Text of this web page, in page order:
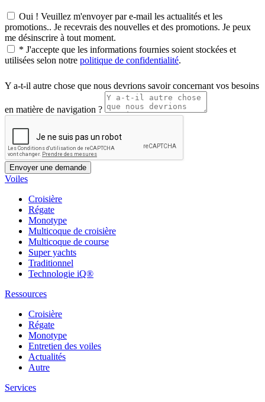
Oui ! Veuillez m'envoyer par e-mail les actualités et les
promotions.. Je recevrais des nouvelles et des promotions. Je peux
me désinscrire à tout moment.
* J'accepte que les informations fournies soient stockées et
utilisées selon notre politique de confidentialité.
Y a-t-il autre chose que nous devrions savoir concernant vos besoins
en matière de navigation ?
Voiles
Croisière
Régate
Monotype
Multicoque de croisière
Multicoque de course
Super yachts
Traditionnel
Technologie iQ®
Ressources
Croisière
Régate
Monotype
Entretien des voiles
Actualités
Autre
Services